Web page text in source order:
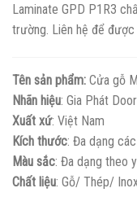
Laminate GPD P1R3
trường. Liên hệ để
Tên sản phẩm: Cửa gỗ
Nhãn hiệu: Gia Phát Door
Xuất xứ: Việt Nam
Kích thước: Đa dạng
Màu sắc: Đa dạng theo
Chất liệu: Gỗ/ Thép/